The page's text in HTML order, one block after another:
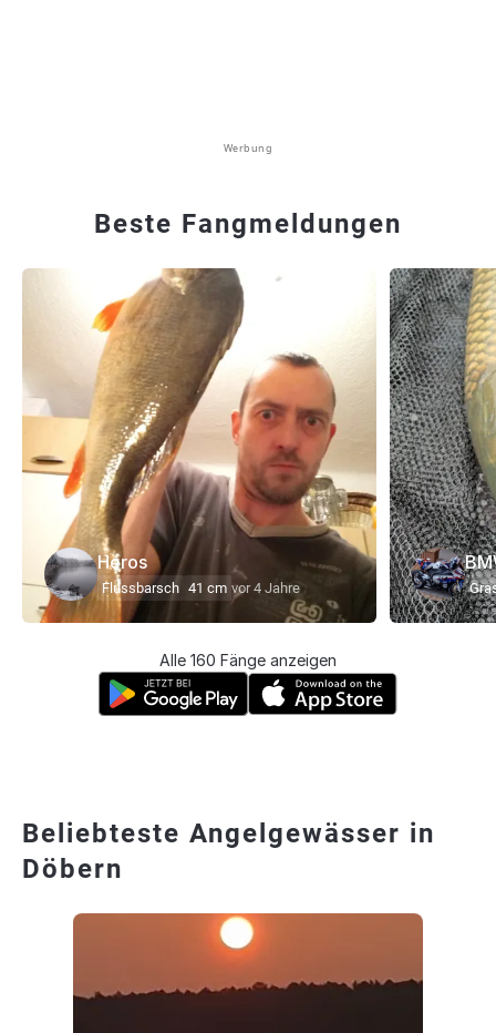
Werbung
Beste Fangmeldungen
Heros
Flussbarsch 41 cm vor 4 Jahre
Alle 160 Fänge anzeigen
Beliebteste Angelgewässer in
Döbern